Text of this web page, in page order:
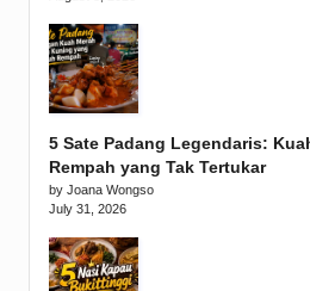
5 Sate Padang Legendaris:
Rempah yang Tak Tertukar
by Joana Wongso
July 31, 2026